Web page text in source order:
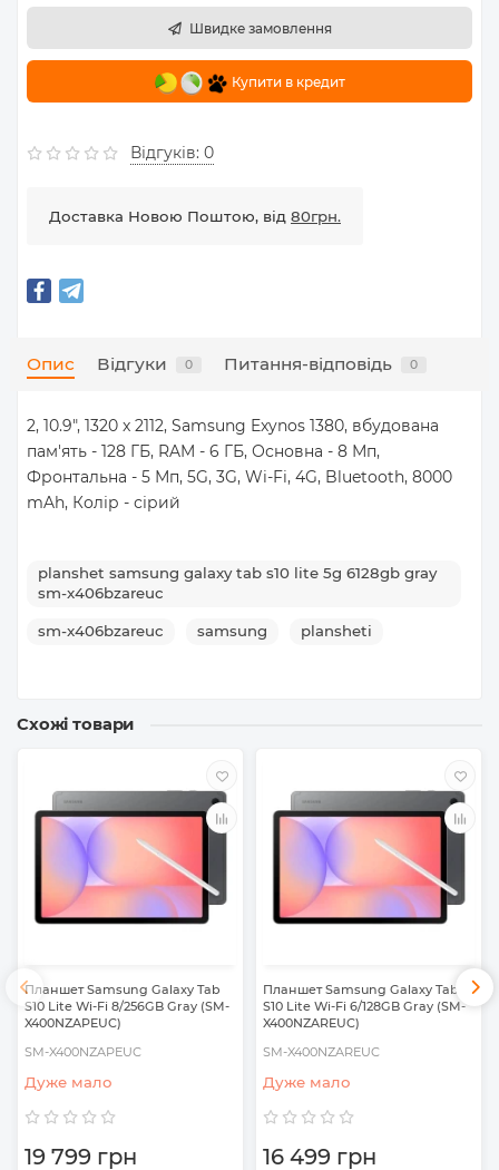
Швидке замовлення
Купити в кредит
Відгуків: 0
Доставка Новою Поштою, від 80грн.
Опис Відгуки 0 Питання-відповідь 0
2, 10.9", 1320 x 2112, Samsung Exynos 1380, вбудована
пам'ять - 128 ГБ, RAM - 6 ГБ, Основна - 8 Мп,
Фронтальна - 5 Мп, 5G, 3G, Wi-Fi, 4G, Bluetooth, 8000
mAh, Колір - сірий
planshet samsung galaxy tab s10 lite 5g 6128gb gray
sm-x406bzareuc
sm-x406bzareuc samsung plansheti
Схожі товари
Планшет Samsung Galaxy Tab
S10 Lite Wi-Fi 8/256GB Gray (SM-
X400NZAPEUC)
SM-X400NZAPEUC
Дуже мало
19 799 грн
Планшет Samsung Galaxy Tab
S10 Lite Wi-Fi 6/128GB Gray (SM-
X400NZAREUC)
SM-X400NZAREUC
Дуже мало
16 499 грн